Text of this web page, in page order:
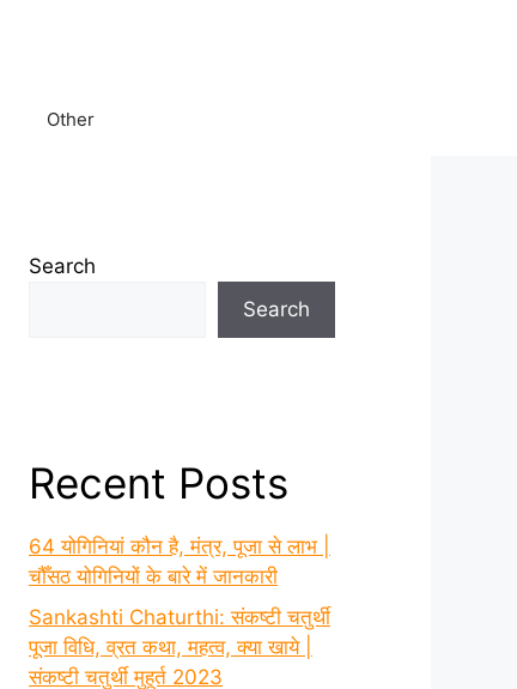
Other
Search
Search
Recent Posts
64 योगिनियां कौन है, मंत्र, पूजा से लाभ |
चौँसठ योगिनियों के बारे में जानकारी
Sankashti Chaturthi: संकष्टी चतुर्थी
पूजा विधि, व्रत कथा, महत्व, क्या खाये |
संकष्टी चतुर्थी मुहूर्त 2023